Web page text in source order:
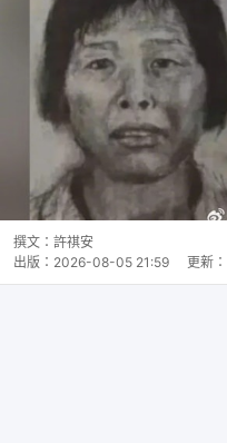
撰文： 許祺安
出版： 2026-08-05 21:59 更新：